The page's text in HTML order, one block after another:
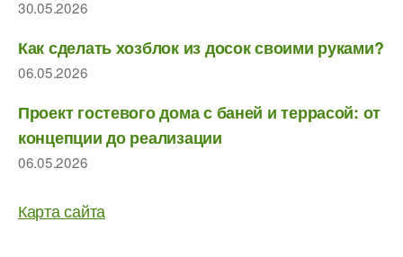
30.05.2026
Как сделать хозблок из досок своими руками?
06.05.2026
Проект гостевого дома с баней и террасой: от
концепции до реализации
06.05.2026
Карта сайта